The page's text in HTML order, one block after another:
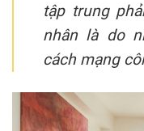
tập trung
nhân là do
cách mạng